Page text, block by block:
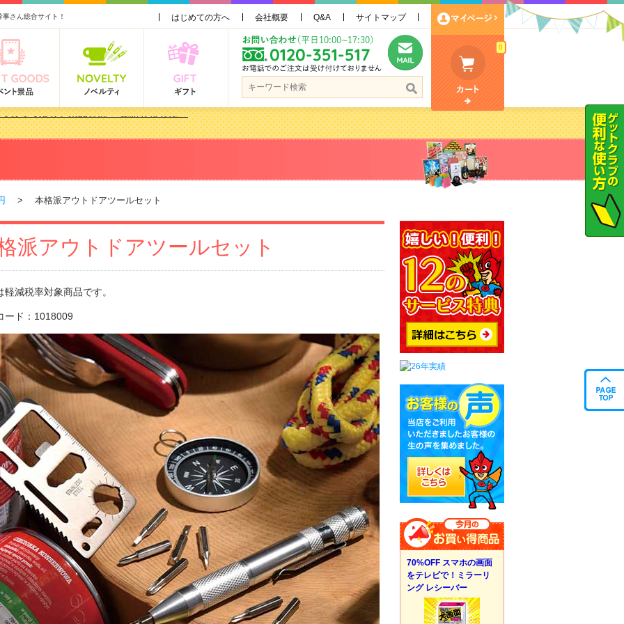
さん総合サイト！ はじめての方へ 会社概要 Q&A サイトマップ
0
3000円未満［2000円～2999円編］もらってうれしい人気ラ…
おすすめ金額別人気ランキング 更新しました！
> 本格派アウトドアツールセット
派アウトドアツールセット
減税率対象商品です。
ード：1018009
70%OFF スマホの画面
をテレビで！ミラーリ
ング レシーバー